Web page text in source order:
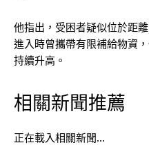
他指出，受困者疑似位於距
進入時曾攜帶有限補給物資
持續升高。
相關新聞推薦
正在載入相關新聞…